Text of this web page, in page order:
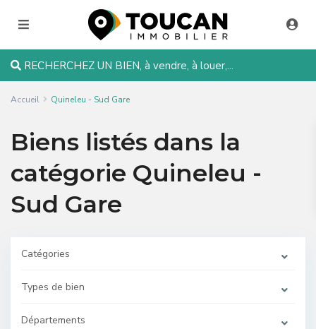
RECHERCHEZ UN BIEN, à vendre, à louer,...
Accueil Quineleu - Sud Gare
Biens listés dans la
catégorie Quineleu -
Sud Gare
Catégories
Types de bien
Départements